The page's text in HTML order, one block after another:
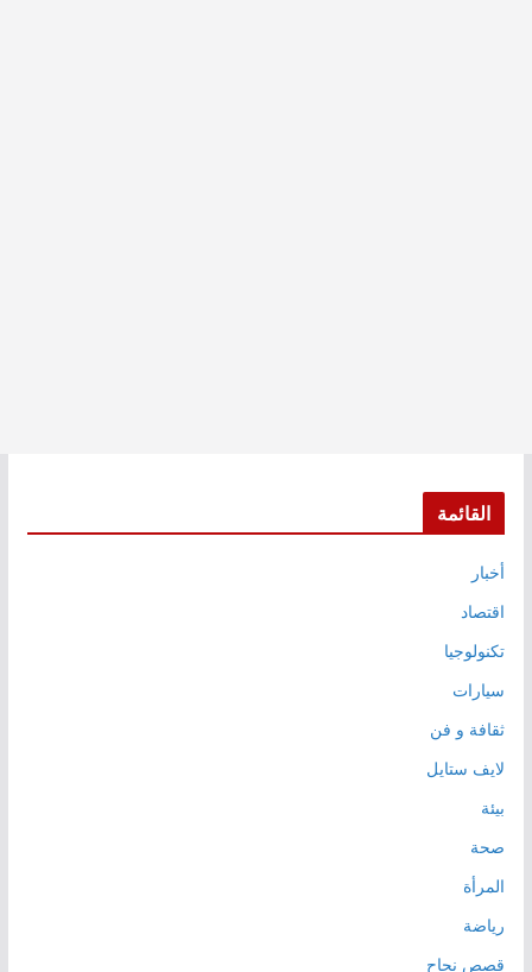
القائمة
أخبار
اقتصاد
تكنولوجيا
سيارات
ثقافة و فن
لايف ستايل
بيئة
صحة
المرأة
رياضة
قصص نجاح